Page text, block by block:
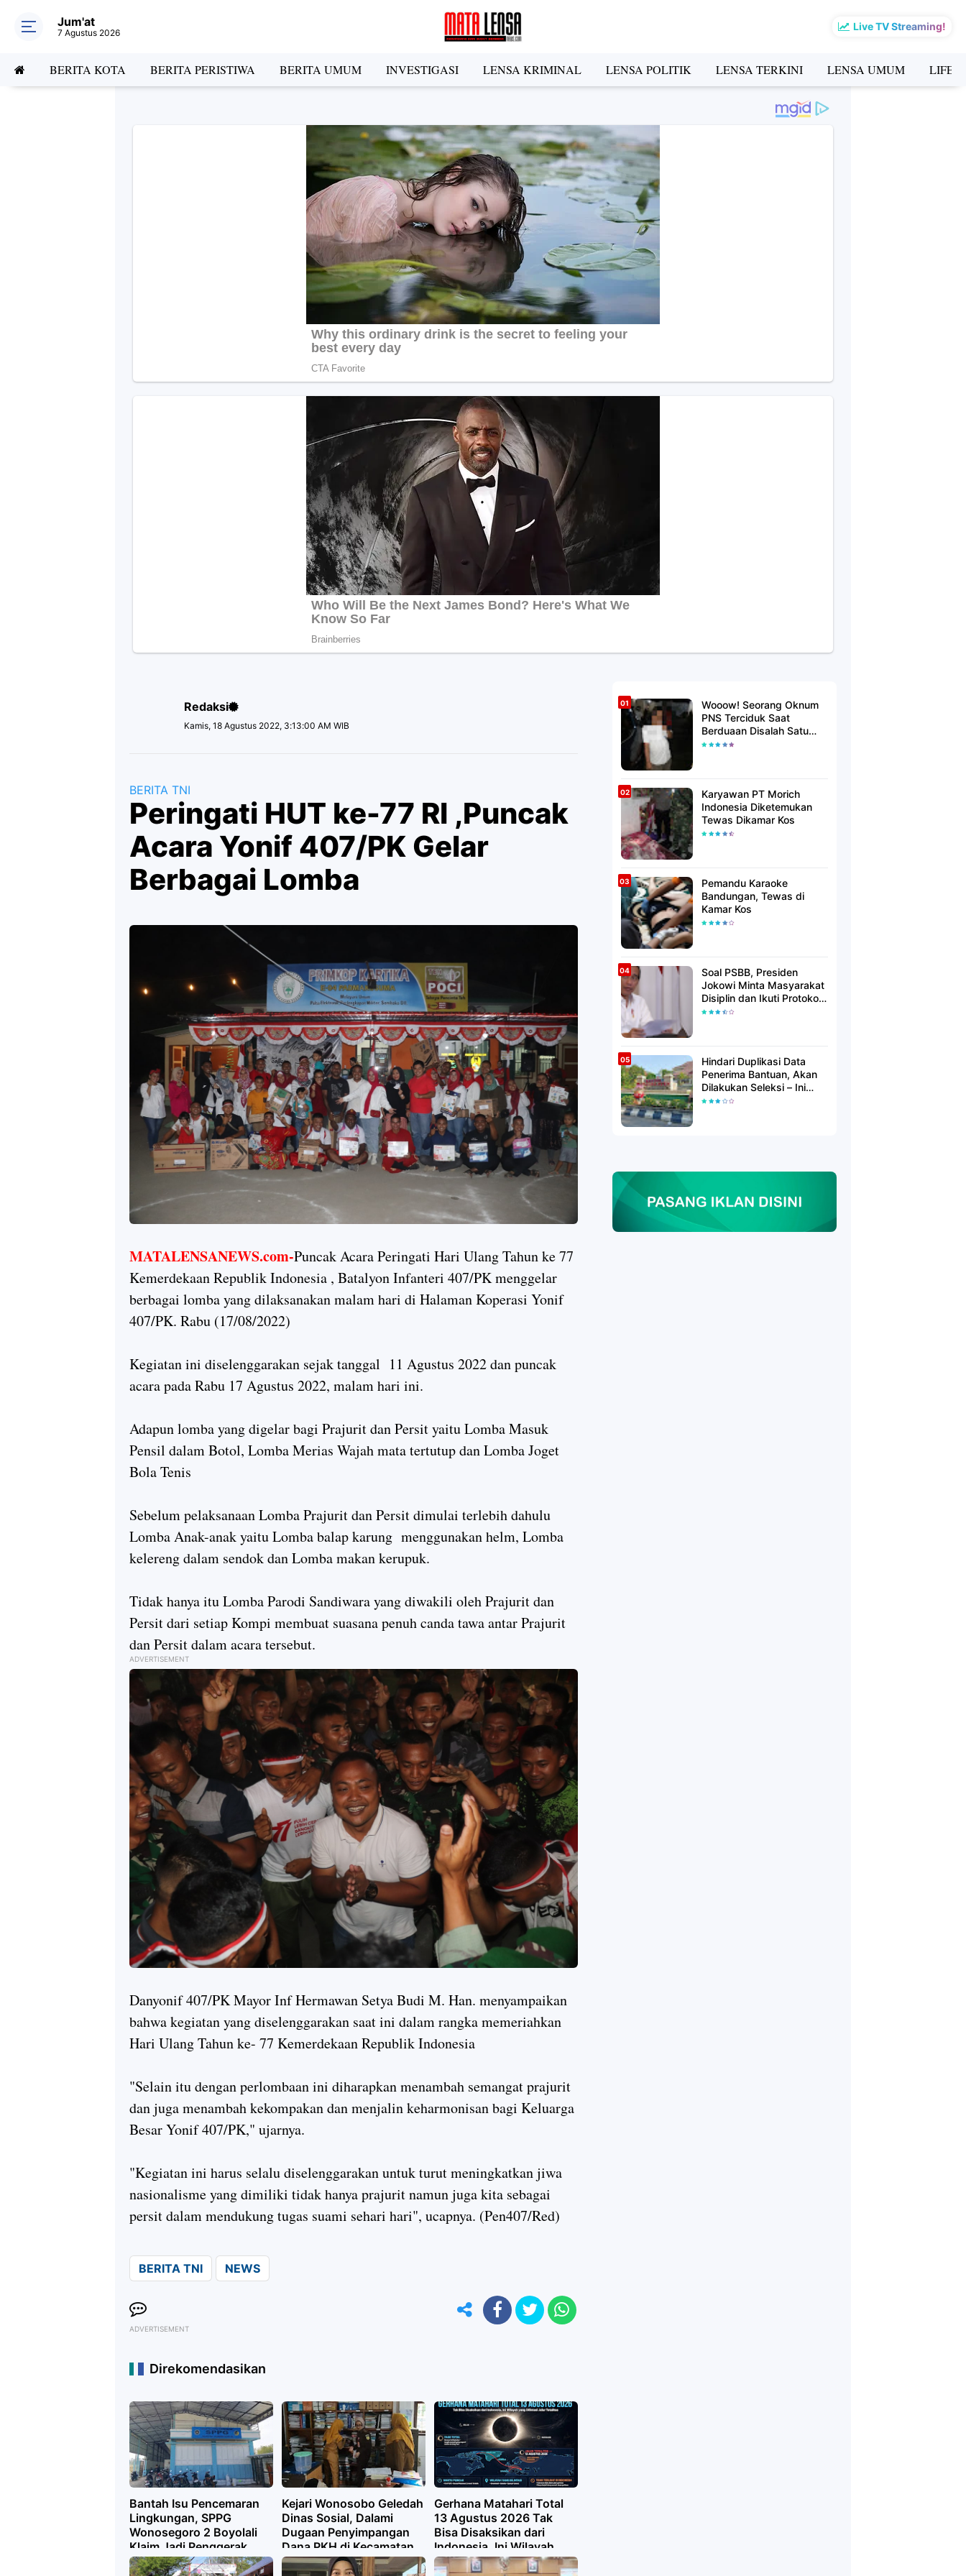
Live TV Streaming!
Jum'at
7 Agustus 2026
BERITA KOTA BERITA PERISTIWA BERITA UMUM INVESTIGASI LENSA KRIMINAL LENSA POLITIK LENSA TERKINI LENSA UMUM
Redaksi
Kamis, 18 Agustus 2022, 3:13:00 AM WIB
BERITA TNI
Peringati HUT ke-77 RI ,Puncak
Acara Yonif 407/PK Gelar
Berbagai Lomba
MATALENSANEWS.com-Puncak Acara Peringati Hari Ulang Tahun ke 77
Kemerdekaan Republik Indonesia , Batalyon Infanteri 407/PK menggelar
berbagai lomba yang dilaksanakan malam hari di Halaman Koperasi Yonif
407/PK. Rabu (17/08/2022)
Kegiatan ini diselenggarakan sejak tanggal 11 Agustus 2022 dan puncak
acara pada Rabu 17 Agustus 2022, malam hari ini.
Adapun lomba yang digelar bagi Prajurit dan Persit yaitu Lomba Masuk
Pensil dalam Botol, Lomba Merias Wajah mata tertutup dan Lomba Joget
Bola Tenis
Sebelum pelaksanaan Lomba Prajurit dan Persit dimulai terlebih dahulu
Lomba Anak-anak yaitu Lomba balap karung menggunakan helm, Lomba
kelereng dalam sendok dan Lomba makan kerupuk.
Tidak hanya itu Lomba Parodi Sandiwara yang diwakili oleh Prajurit dan
Persit dari setiap Kompi membuat suasana penuh canda tawa antar Prajurit
dan Persit dalam acara tersebut.
ADVERTISEMENT
Danyonif 407/PK Mayor Inf Hermawan Setya Budi M. Han. menyampaikan
bahwa kegiatan yang diselenggarakan saat ini dalam rangka memeriahkan
Hari Ulang Tahun ke- 77 Kemerdekaan Republik Indonesia
"Selain itu dengan perlombaan ini diharapkan menambah semangat prajurit
dan juga menambah kekompakan dan menjalin keharmonisan bagi Keluarga
Besar Yonif 407/PK," ujarnya.
"Kegiatan ini harus selalu diselenggarakan untuk turut meningkatkan jiwa
nasionalisme yang dimiliki tidak hanya prajurit namun juga kita sebagai
persit dalam mendukung tugas suami sehari hari", ucapnya. (Pen407/Red)
BERITA TNI NEWS
ADVERTISEMENT
Direkomendasikan
Bantah Isu Pencemaran
Lingkungan, SPPG
Wonosegoro 2 Boyolali
Klaim Jadi Penggerak
Ekonomi Warga
Kejari Wonosobo Geledah
Dinas Sosial, Dalami
Dugaan Penyimpangan
Dana PKH di Kecamatan
Kalikajar
Gerhana Matahari Total
13 Agustus 2026 Tak
Bisa Disaksikan dari
Indonesia, Ini Wilayah
yang Dilintasi Jalur
Wooow! Seorang Oknum
PNS Terciduk Saat
Berduaan Disalah Satu
Kamar Hotel Salatiga
Karyawan PT Morich
Indonesia Diketemukan
Tewas Dikamar Kos
Pemandu Karaoke
Bandungan, Tewas di
Kamar Kos
Soal PSBB, Presiden
Jokowi Minta Masyarakat
Disiplin dan Ikuti Protokol
Kesehatan
Hindari Duplikasi Data
Penerima Bantuan, Akan
Dilakukan Seleksi – Ini
Penjelasanya